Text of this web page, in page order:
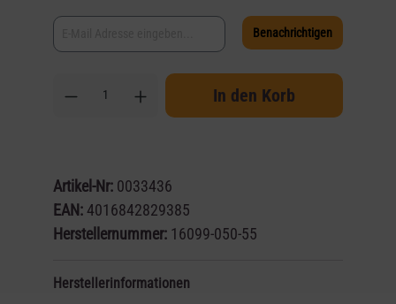
Benachrichtigen
In den Korb
Artikel-Nr: 0033436
EAN:4016842829385
Herstellernummer: 16099-050-55
Herstellerinformationen